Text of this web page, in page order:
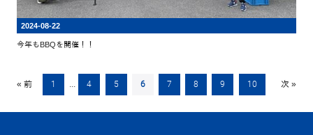
2024-08-22
今年もBBQを開催！！
« 前 1 ... 4 5 6 7 8 9 10 次 »